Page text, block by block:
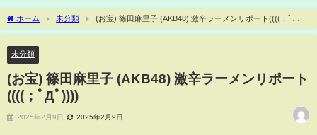
ホーム 未分類
(お宝) 篠田麻里子 (AKB48) 激辛ラーメンリポート((((；ﾟ
Дﾟ))))
未分類
(お宝) 篠田麻里子 (AKB48) 激辛ラーメンリポート
((((；ﾟДﾟ))))
2025年2月9日 2025年2月9日